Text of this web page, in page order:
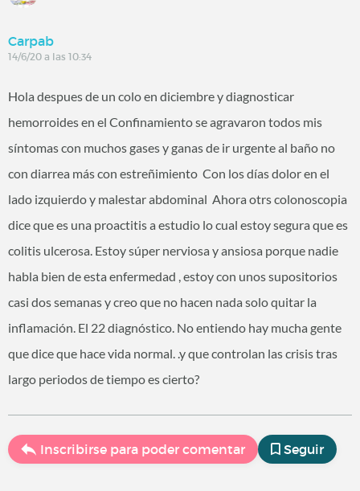
Carpab
14/6/20 a las 10:34
Hola despues de un colo en diciembre y diagnosticar
hemorroides en el Confinamiento se agravaron todos mis
síntomas con muchos gases y ganas de ir urgente al baño no
con diarrea más con estreñimiento Con los días dolor en el
lado izquierdo y malestar abdominal Ahora otrs colonoscopia
dice que es una proactitis a estudio lo cual estoy segura que es
colitis ulcerosa. Estoy súper nerviosa y ansiosa porque nadie
habla bien de esta enfermedad , estoy con unos supositorios
casi dos semanas y creo que no hacen nada solo quitar la
inflamación. El 22 diagnóstico. No entiendo hay mucha gente
que dice que hace vida normal. .y que controlan las crisis tras
largo periodos de tiempo es cierto?
Inscribirse para poder comentar Seguir